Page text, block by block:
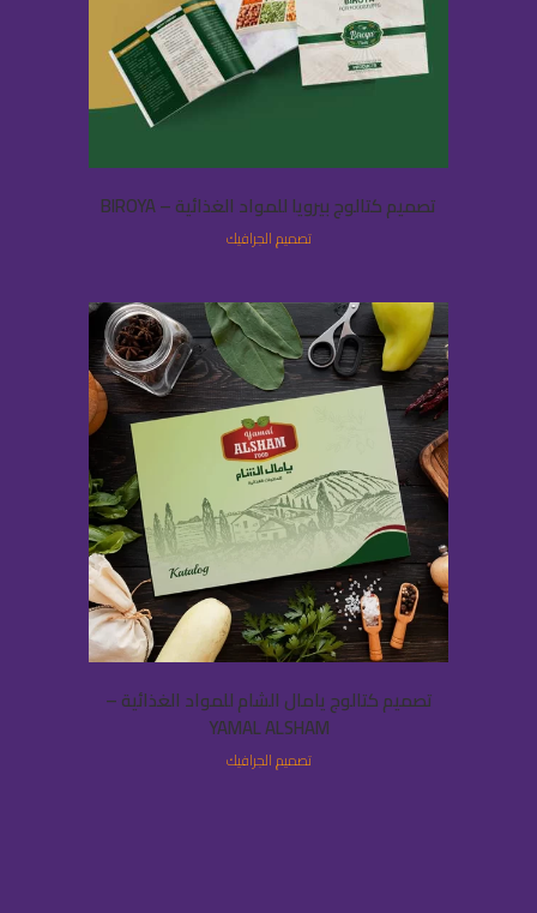
تصميم كتالوج بيرويا للمواد الغذائية – BIROYA
تصميم الجرافيك
تصميم كتالوج يامال الشام للمواد الغذائية –
YAMAL ALSHAM
تصميم الجرافيك